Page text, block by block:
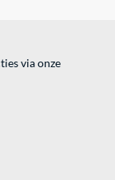
via onze